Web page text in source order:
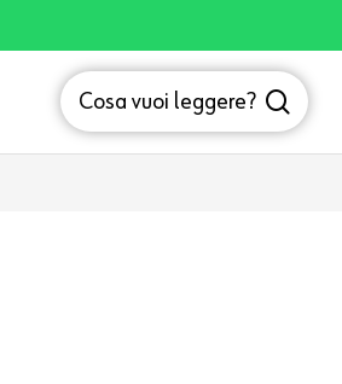
Cosa vuoi leggere?